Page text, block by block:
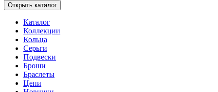
Открыть каталог
Каталог
Коллекции
Кольца
Серьги
Подвески
Броши
Браслеты
Цепи